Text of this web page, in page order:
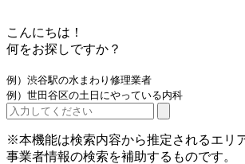
こんにちは！
何をお探しですか？
例）渋谷駅の水まわり修理業者
例）世田谷区の土日にやっている内科
※本機能は検索内容から推定されるエリ
事業者情報の検索を補助するものです。